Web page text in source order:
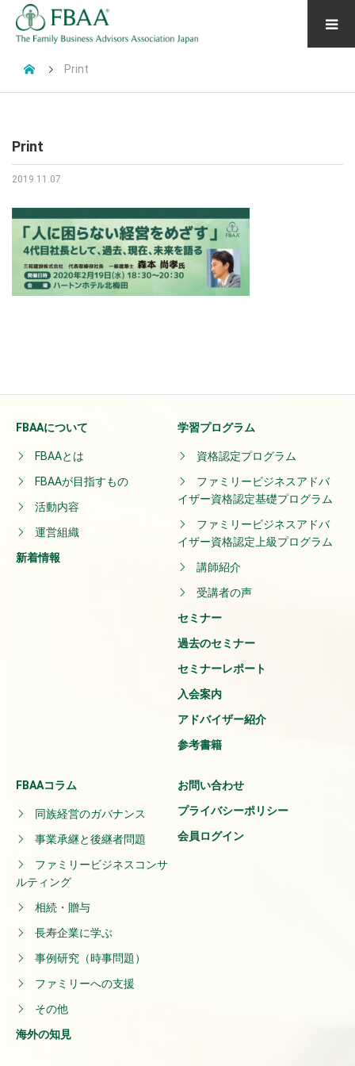
Print
Print
2019.11.07
FBAAについて
FBAAとは
FBAAが目指すもの
活動内容
運営組織
新着情報
学習プログラム
資格認定プログラム
ファミリービジネスアドバ
イザー資格認定基礎プログラム
ファミリービジネスアドバ
イザー資格認定上級プログラム
講師紹介
受講者の声
セミナー
過去のセミナー
セミナーレポート
入会案内
アドバイザー紹介
参考書籍
FBAAコラム
同族経営のガバナンス
事業承継と後継者問題
ファミリービジネスコンサ
ルティング
相続・贈与
長寿企業に学ぶ
事例研究（時事問題）
ファミリーへの支援
その他
海外の知見
お問い合わせ
プライバシーポリシー
会員ログイン